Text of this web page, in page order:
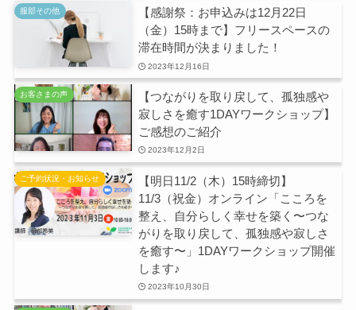
服部その他
【感謝祭：お申込みは12月22日
（金）15時まで】フリースペースの
滞在時間が決まりました！
2023年12月16日
お客さまの声
【つながりを取り戻して、孤独感や
寂しさを癒す1DAYワークショップ】
ご感想のご紹介
2023年12月2日
ご予約状況・お知らせ
【明日11/2（木）15時締切】
11/3（祝金）オンライン「こころを
整え、自分らしく幸せを築く〜つな
がりを取り戻して、孤独感や寂しさ
を癒す〜」1DAYワークショップ開催
します♪
2023年10月30日